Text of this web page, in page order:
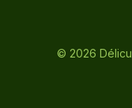
© 2026